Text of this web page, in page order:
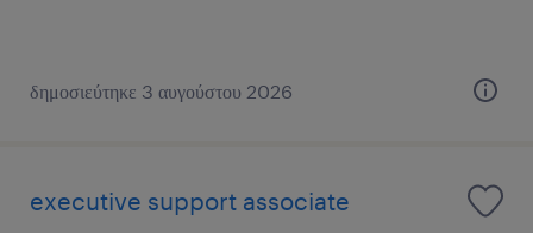
δημοσιεύτηκε 3 αυγούστου 2026
executive support associate